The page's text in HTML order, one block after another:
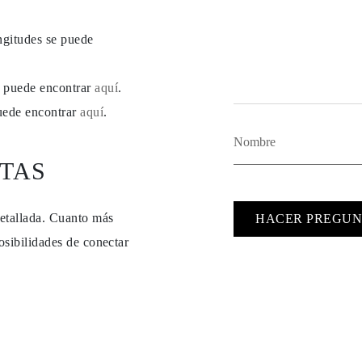
se puede
puede encontraraquí.
encontraraquí.
Cuanto más
de conectar
HACER